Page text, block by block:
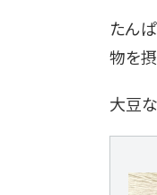
たん
物を摂
大豆